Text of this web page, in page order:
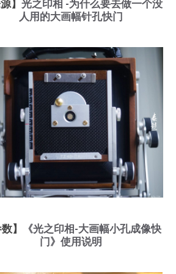
】 光之印相 -为什么要去做一个没
人用的大画幅针孔快门
】
《光之印相-大画幅小孔成像快
门》使用说明